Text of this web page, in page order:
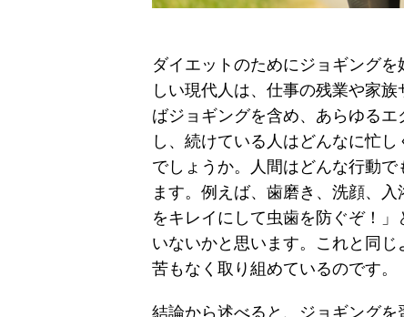
ダイエットのためにジョギング
しい現代人は、仕事の残業や家
ばジョギングを含め、あらゆる
し、続けている人はどんなに忙
でしょうか。人間はどんな行動
ます。例えば、歯磨き、洗顔、
をキレイにして虫歯を防ぐぞ！
いないかと思います。これと同
苦もなく取り組めているのです。
結論から述べると、ジョギング